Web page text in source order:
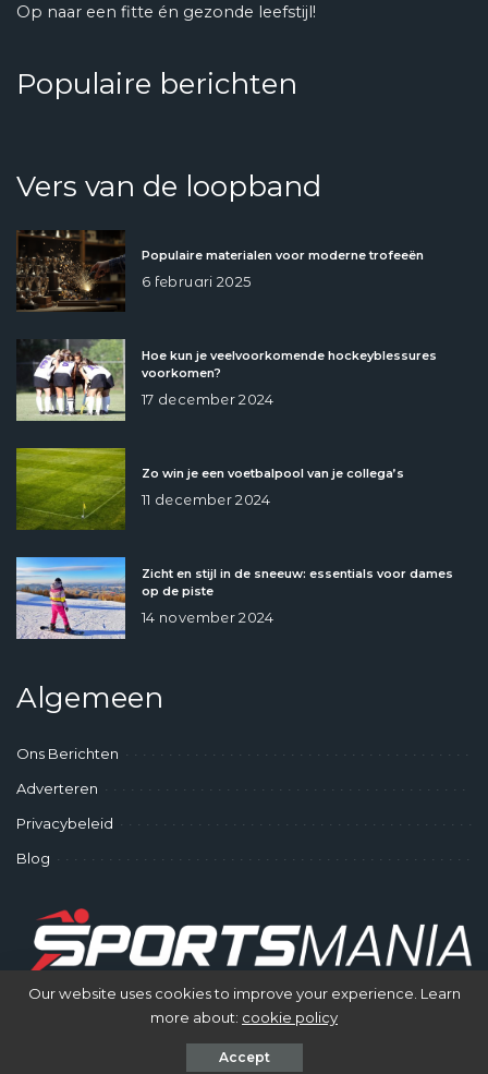
Op naar een fitte én gezonde leefstijl!
Populaire berichten
Vers van de loopband
Populaire materialen voor moderne trofeeën
6 februari 2025
Hoe kun je veelvoorkomende hockeyblessures
voorkomen?
17 december 2024
Zo win je een voetbalpool van je collega’s
11 december 2024
Zicht en stijl in de sneeuw: essentials voor dames
op de piste
14 november 2024
Algemeen
Ons Berichten
Adverteren
Privacybeleid
Blog
© SportsMania - Gek op Sporten
Our website uses cookies to improve your experience. Learn
more about: cookie policy
Accept